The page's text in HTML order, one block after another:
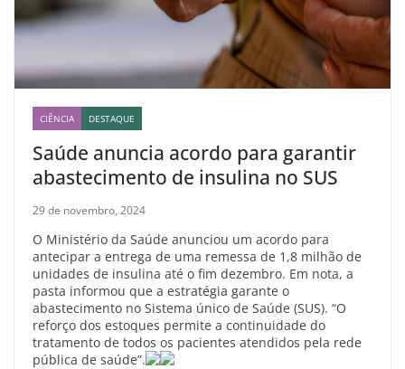
CIÊNCIA DESTAQUE
Saúde anuncia acordo para garantir
abastecimento de insulina no SUS
29 de novembro, 2024
O Ministério da Saúde anunciou um acordo para
antecipar a entrega de uma remessa de 1,8 milhão de
unidades de insulina até o fim dezembro. Em nota, a
pasta informou que a estratégia garante o
abastecimento no Sistema único de Saúde (SUS). “O
reforço dos estoques permite a continuidade do
tratamento de todos os pacientes atendidos pela rede
pública de saúde”.